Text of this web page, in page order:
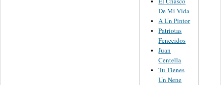
De Mi Vida
A Un Pintor
Patriotas
Fenecidos
Juan
Centella
Tu Tienes
Un Nene